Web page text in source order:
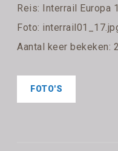
Reis: Interrail Europa
Foto:
Aantal keer bekeken:
FOTO'S